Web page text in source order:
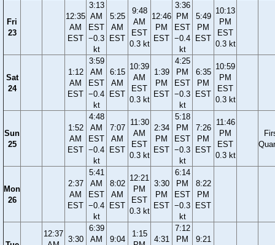
Fri
23
12:35
AM
EST
3:13
AM
EST
−0.3
kt
5:25
AM
EST
9:48
AM
EST
0.3 kt
12:46
PM
EST
3:36
PM
EST
−0.4
kt
5:49
PM
EST
10:13
PM
EST
0.3 kt
Sat
24
1:12
AM
EST
3:59
AM
EST
−0.4
kt
6:15
AM
EST
10:39
AM
EST
0.3 kt
1:39
PM
EST
4:25
PM
EST
−0.3
kt
6:35
PM
EST
10:59
PM
EST
0.3 kt
Sun
25
1:52
AM
EST
4:48
AM
EST
−0.4
kt
7:07
AM
EST
11:30
AM
EST
0.3 kt
2:34
PM
EST
5:18
PM
EST
−0.3
kt
7:26
PM
EST
11:46
PM
EST
0.3 kt
Mon
26
2:37
AM
EST
5:41
AM
EST
−0.4
kt
8:02
AM
EST
12:21
PM
EST
0.3 kt
3:30
PM
EST
6:14
PM
EST
−0.3
kt
8:22
PM
EST
12:37
3:30
6:39
AM
9:04
1:15
4:31
7:12
PM
9:21